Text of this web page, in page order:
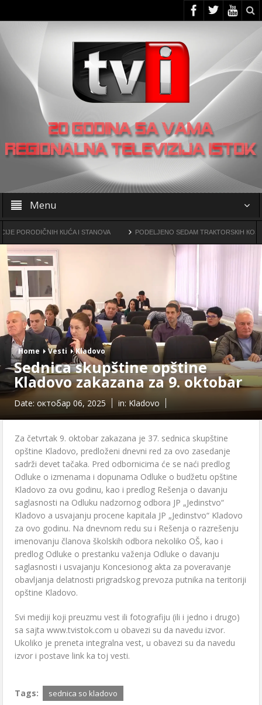
Menu
КUĆA I STANOVA PODELJENO SEDAM TRAКTORSКIH КOSILICA
OO SNS -a u Žagubici organizovao skup u Laznici
Home Vesti Kladovo
Sednica skupštine opštine
Kladovo zakazana za 9. oktobar
Date:октобар 06, 2025 in: Kladovo
Za četvrtak 9. oktobar zakazana je 37. sednica skupštine
opštine Kladovo, predloženi dnevni red za ovo zasedanje
sadrži devet tačaka. Pred odbornicima će se naći predlog
Odluke o izmenama i dopunama Odluke o budžetu opštine
Kladovo za ovu godinu, kao i predlog Rešenja o davanju
saglasnosti na Odluku nadzornog odbora JP „Jedinstvo“
Kladovo a usvajanju procene kapitala JP „Jedinstvo“ Kladovo
za ovo godinu. Na dnevnom redu su i Rešenja o razrešenju
imenovanju članova školskih odbora nekoliko OŠ, kao i
predlog Odluke o prestanku važenja Odluke o davanju
saglasnosti i usvajanju Koncesionog akta za poveravanje
obavljanja delatnosti prigradskog prevoza putnika na teritoriji
opštine Kladovo.
Svi mediji koji preuzmu vest ili fotografiju (ili i jedno i drugo)
sa sajta www.tvistok.com u obavezi su da navedu izvor.
Ukoliko je preneta integralna vest, u obavezi su da navedu
izvor i postave link ka toj vesti.
Tags: sednica so kladovo